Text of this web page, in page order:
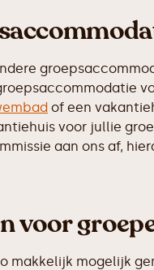
of een
voor jullie
aan ons af,
voor
makkelijk mogelijk